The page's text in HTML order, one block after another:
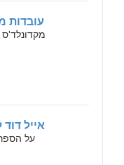
עובדות
מקדונלד'ס
אייל
על